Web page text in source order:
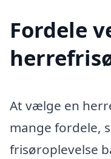
Fordele
At vælge en
mange fordele,
frisøroplevelse